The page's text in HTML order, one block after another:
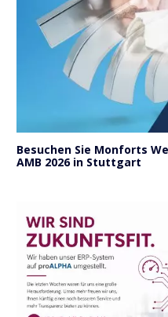
Besuchen Sie Monforts
AMB 2026 in Stuttgart